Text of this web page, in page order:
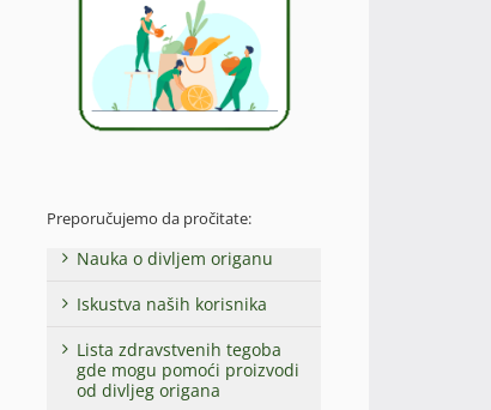
Preporučujemo da pročitate:
Nauka o divljem origanu
Iskustva naših korisnika
Lista zdravstvenih tegoba
gde mogu pomoći proizvodi
od divljeg origana